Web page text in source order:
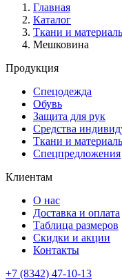
Главная
Каталог
Ткани и
Мешковина
Продукция
Спецодежда
Обувь
Защита для рук
Средства
Ткани и
Спецпредложения
Клиентам
О нас
Доставка и оплата
Таблица размеров
Скидки и акции
Контакты
+7 (8342) 47-10-13